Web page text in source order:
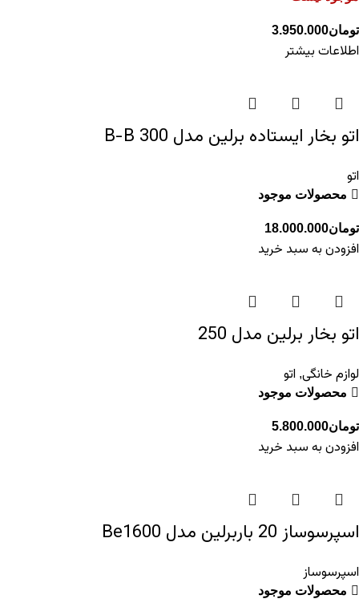
تومان3.950.000
اطلاعات بیشتر
اتو بخار ایستاده برلین مدل 300 B-B
اتو
محصولات موجود
تومان18.000.000
افزودن به سبد خرید
اتو بخار برلین مدل 250
لوازم خانگی, اتو
محصولات موجود
تومان5.800.000
افزودن به سبد خرید
اسپرسوساز 20 باربرلین مدل Be1600
اسپرسوساز
محصولات موجود